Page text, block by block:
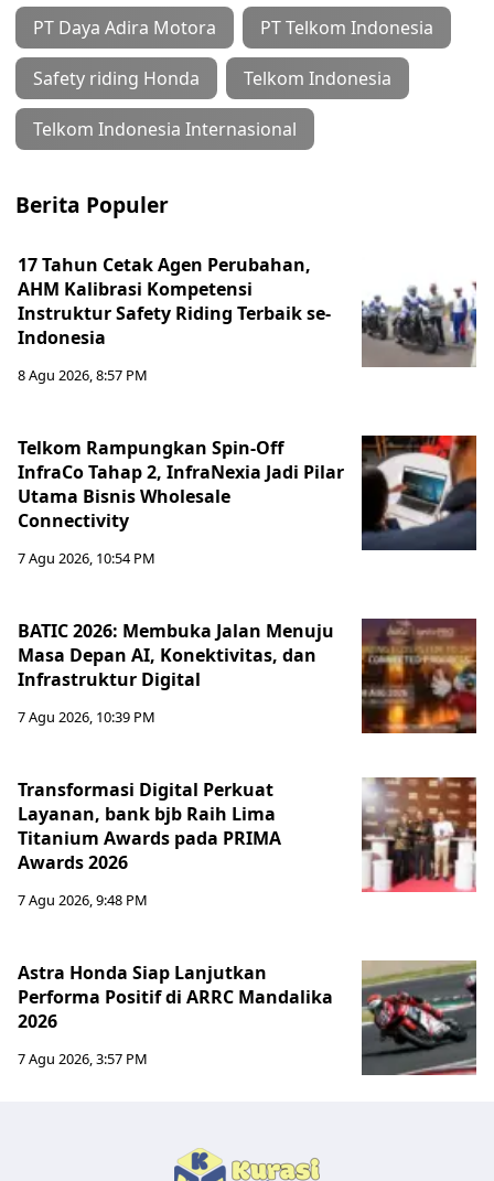
PT Daya Adira Motora PT Telkom Indonesia
Safety riding Honda Telkom Indonesia
Telkom Indonesia Internasional
Berita Populer
17 Tahun Cetak Agen Perubahan,
AHM Kalibrasi Kompetensi
Instruktur Safety Riding Terbaik se-
Indonesia
8 Agu 2026, 8:57 PM
Telkom Rampungkan Spin-Off
InfraCo Tahap 2, InfraNexia Jadi Pilar
Utama Bisnis Wholesale
Connectivity
7 Agu 2026, 10:54 PM
BATIC 2026: Membuka Jalan Menuju
Masa Depan AI, Konektivitas, dan
Infrastruktur Digital
7 Agu 2026, 10:39 PM
Transformasi Digital Perkuat
Layanan, bank bjb Raih Lima
Titanium Awards pada PRIMA
Awards 2026
7 Agu 2026, 9:48 PM
Astra Honda Siap Lanjutkan
Performa Positif di ARRC Mandalika
2026
7 Agu 2026, 3:57 PM